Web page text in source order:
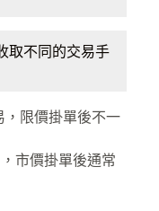
取不同的交易手
，限價掛單後不一
市價掛單後通常